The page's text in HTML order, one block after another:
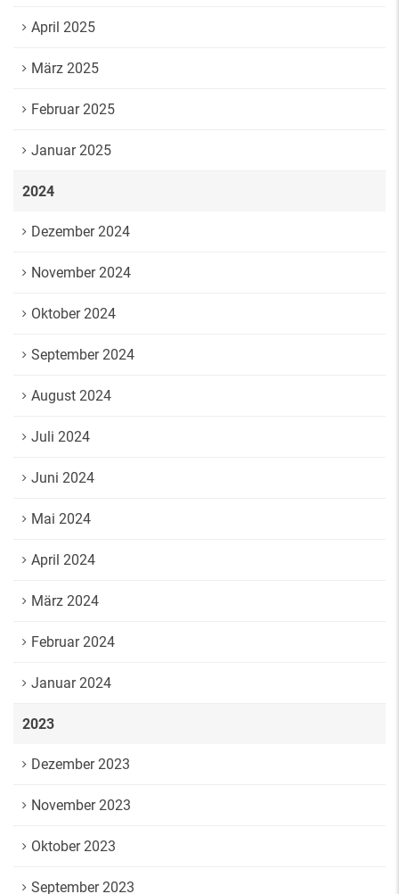
April 2025
März 2025
Februar 2025
Januar 2025
2024
Dezember 2024
November 2024
Oktober 2024
September 2024
August 2024
Juli 2024
Juni 2024
Mai 2024
April 2024
März 2024
Februar 2024
Januar 2024
2023
Dezember 2023
November 2023
Oktober 2023
September 2023